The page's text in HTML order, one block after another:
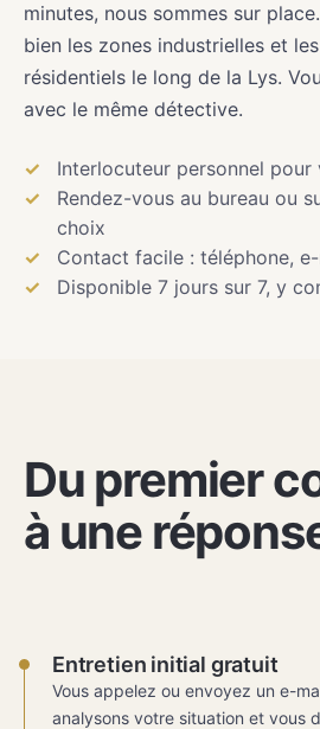
minutes, nous sommes sur
bien les zones industrielles et
résidentiels le long de la Lys.
avec le même détective.
Interlocuteur personnel
Rendez-vous au bureau ou
choix
Contact facile : téléphone,
Disponible 7 jours sur 7, y
Du premier
à une
Entretien initial gratuit
Vous appelez ou envoyez un e-
analysons votre situation et vous